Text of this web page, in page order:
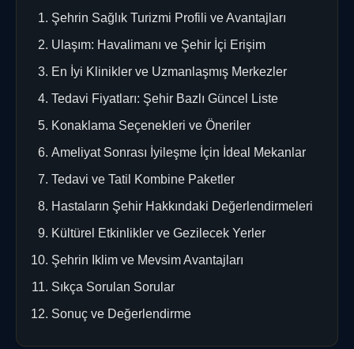
Şehrin Sağlık Turizmi Profili ve Avantajları
Ulaşım: Havalimanı ve Şehir İçi Erişim
En İyi Klinikler ve Uzmanlaşmış Merkezler
Tedavi Fiyatları: Şehir Bazlı Güncel Liste
Konaklama Seçenekleri ve Öneriler
Ameliyat Sonrası İyileşme İçin İdeal Mekanlar
Tedavi ve Tatil Kombine Paketler
Hastaların Şehir Hakkındaki Değerlendirmeleri
Kültürel Etkinlikler ve Gezilecek Yerler
Şehrin Iklim ve Mevsim Avantajları
Sıkça Sorulan Sorular
Sonuç ve Değerlendirme